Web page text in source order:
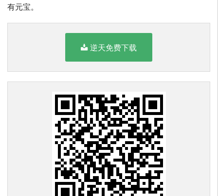
有元宝。
逆天免费下载